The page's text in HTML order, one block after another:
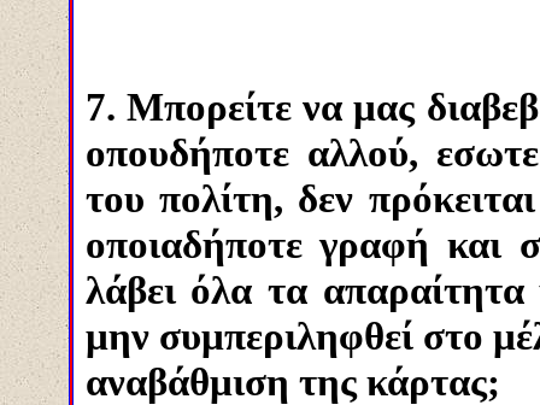
7. Μπορείτε να μας
οπουδήποτε αλλού,
του πολίτη, δεν
οποιαδήποτε γραφή και
λάβει όλα τα
μην συμπεριληφθεί στο
αναβάθμιση της κάρτας;